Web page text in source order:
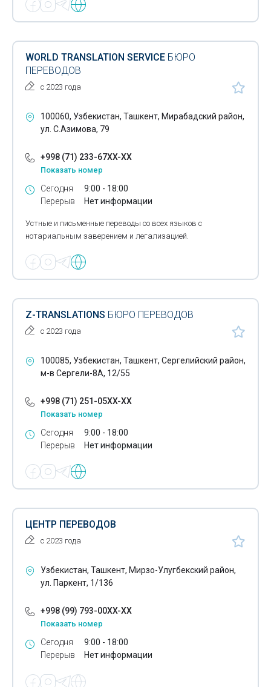
WORLD TRANSLATION SERVICE БЮРО
ПЕРЕВОДОВ
с 2023 года
100060, Узбекистан, Ташкент, Мирабадский район,
ул. С.Азимова, 79
+998 (71) 233-67XX-XX
Показать номер
Сегодня
Перерыв
9:00 - 18:00
Нет информации
Устные и письменные переводы со всех языков с
нотариальным заверением и легализацией.
Z-TRANSLATIONS БЮРО ПЕРЕВОДОВ
с 2023 года
100085, Узбекистан, Ташкент, Сергелийский район,
м-в Сергели-8А, 12/55
+998 (71) 251-05XX-XX
Показать номер
Сегодня
Перерыв
9:00 - 18:00
Нет информации
ЦЕНТР ПЕРЕВОДОВ
с 2023 года
Узбекистан, Ташкент, Мирзо-Улугбекский район,
ул. Паркент, 1/136
+998 (99) 793-00XX-XX
Показать номер
Сегодня
Перерыв
9:00 - 18:00
Нет информации